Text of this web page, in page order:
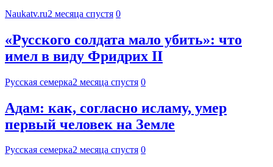
Naukatv.ru2 месяца спустя 0
«Русского солдата мало убить»: что
имел в виду Фридрих II
Русская семерка2 месяца спустя 0
Адам: как, согласно исламу, умер
первый человек на Земле
Русская семерка2 месяца спустя 0